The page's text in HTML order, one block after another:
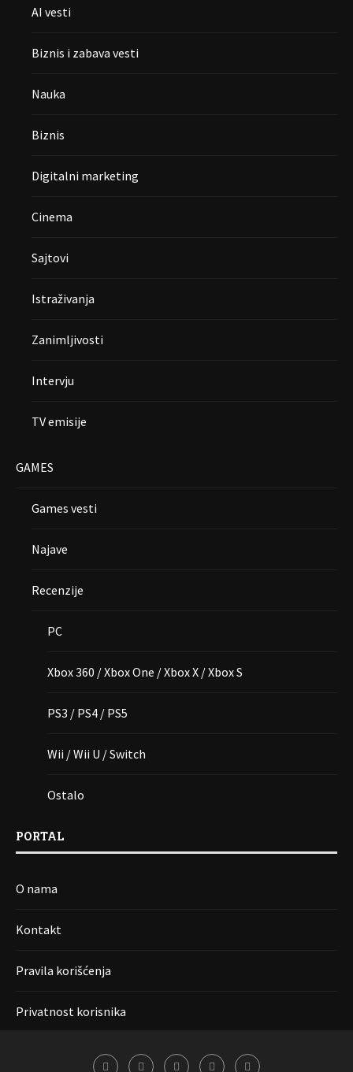
AI vesti
Biznis i zabava vesti
Nauka
Biznis
Digitalni marketing
Cinema
Sajtovi
Istraživanja
Zanimljivosti
Intervju
TV emisije
GAMES
Games vesti
Najave
Recenzije
PC
Xbox 360 / Xbox One / Xbox X / Xbox S
PS3 / PS4 / PS5
Wii / Wii U / Switch
Ostalo
PORTAL
O nama
Kontakt
Pravila korišćenja
Privatnost korisnika